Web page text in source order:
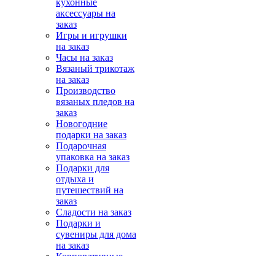
кухонные
аксессуары на
заказ
Игры и игрушки
на заказ
Часы на заказ
Вязаный трикотаж
на заказ
Производство
вязаных пледов на
заказ
Новогодние
подарки на заказ
Подарочная
упаковка на заказ
Подарки для
отдыха и
путешествий на
заказ
Сладости на заказ
Подарки и
сувениры для дома
на заказ